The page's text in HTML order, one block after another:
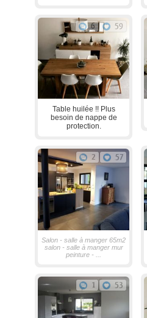
6 59
Table huilée !! Plus
besoin de nappe de
protection.
2 57
Salon - salle à manger 65m2
salon - salle à manger mur
peinture - ...
1 53